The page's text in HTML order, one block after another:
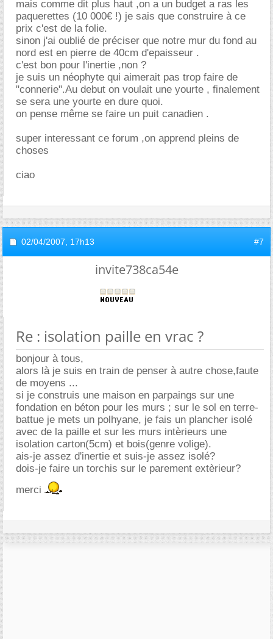
mais comme dit plus haut ,on a un budget a ras les
paquerettes (10 000€ !) je sais que construire à ce
prix c'est de la folie.
sinon j'ai oublié de préciser que notre mur du fond au
nord est en pierre de 40cm d'epaisseur .
c'est bon pour l'inertie ,non ?
je suis un néophyte qui aimerait pas trop faire de
"connerie".Au debut on voulait une yourte , finalement
se sera une yourte en dure quoi.
on pense même se faire un puit canadien .
super interessant ce forum ,on apprend pleins de
choses
ciao
02/04/2007, 17h13 #7
invite738ca54e
Re : isolation paille en vrac ?
bonjour à tous,
alors là je suis en train de penser à autre chose,faute
de moyens ...
si je construis une maison en parpaings sur une
fondation en béton pour les murs ; sur le sol en terre-
battue je mets un polhyane, je fais un plancher isolé
avec de la paille et sur les murs intèrieurs une
isolation carton(5cm) et bois(genre volige).
ais-je assez d'inertie et suis-je assez isolé?
dois-je faire un torchis sur le parement extèrieur?
merci